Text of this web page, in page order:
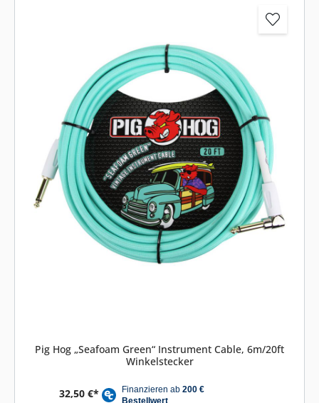
Pig Hog „Seafoam Green“ Instrument Cable, 6m/20ft
Winkelstecker
32,50 €*